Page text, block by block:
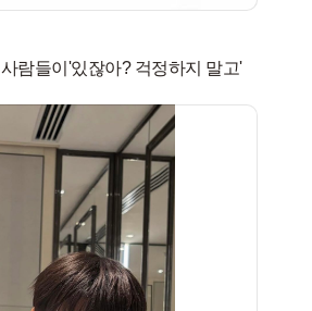
'너의 곁에는 '그 사람들이'있잖아? 걱정하지 말고'